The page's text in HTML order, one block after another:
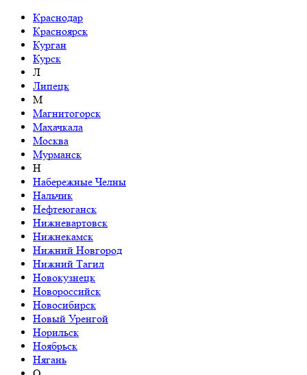
Краснодар
Красноярск
Курган
Курск
Л
Липецк
М
Магнитогорск
Махачкала
Москва
Мурманск
Н
Набережные Челны
Нальчик
Нефтеюганск
Нижневартовск
Нижнекамск
Нижний Новгород
Нижний Тагил
Новокузнецк
Новороссийск
Новосибирск
Новый Уренгой
Норильск
Ноябрьск
Нягань